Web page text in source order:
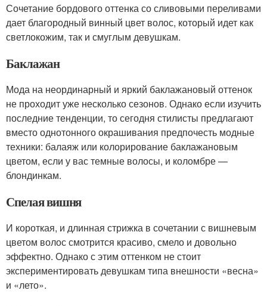
Сочетание бордового оттенка со сливовыми переливами
дает благородный винный цвет волос, который идет как
светлокожим, так и смуглым девушкам.
Баклажан
Мода на неординарный и яркий баклажановый оттенок
не проходит уже несколько сезонов. Однако если изучить
последние тенденции, то сегодня стилисты предлагают
вместо однотонного окрашивания предпочесть модные
техники: балаяж или колорирование баклажановым
цветом, если у вас темные волосы, и коломбре —
блондинкам.
Спелая вишня
И короткая, и длинная стрижка в сочетании с вишневым
цветом волос смотрится красиво, смело и довольно
эффектно. Однако с этим оттенком не стоит
экспериментировать девушкам типа внешности «весна»
и «лето».